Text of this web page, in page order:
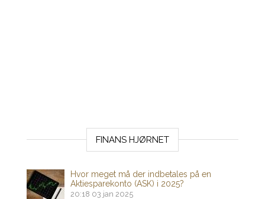
FINANS HJØRNET
Hvor meget må der indbetales på en
Aktiesparekonto (ASK) i 2025?
20:18 03 jan 2025